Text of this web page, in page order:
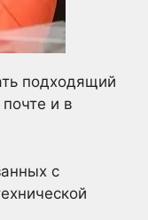
подходящий
и в
с